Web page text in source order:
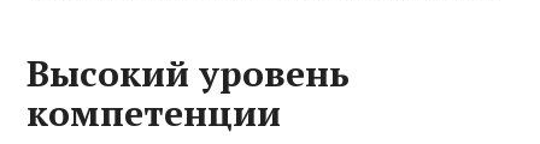
Высокий уровень
компетенции